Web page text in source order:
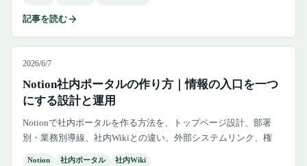
記事を読む
2026/6/7
Notion社内ポータルの作り方｜情報の入口を一つ
にする設計と運用
Notionで社内ポータルを作る方法を、トップページ設計、部署
別・業務別導線、社内Wikiとの違い、外部システムリンク、権
Notion 社内ポータル 社内Wiki